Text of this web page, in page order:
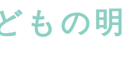
もの明